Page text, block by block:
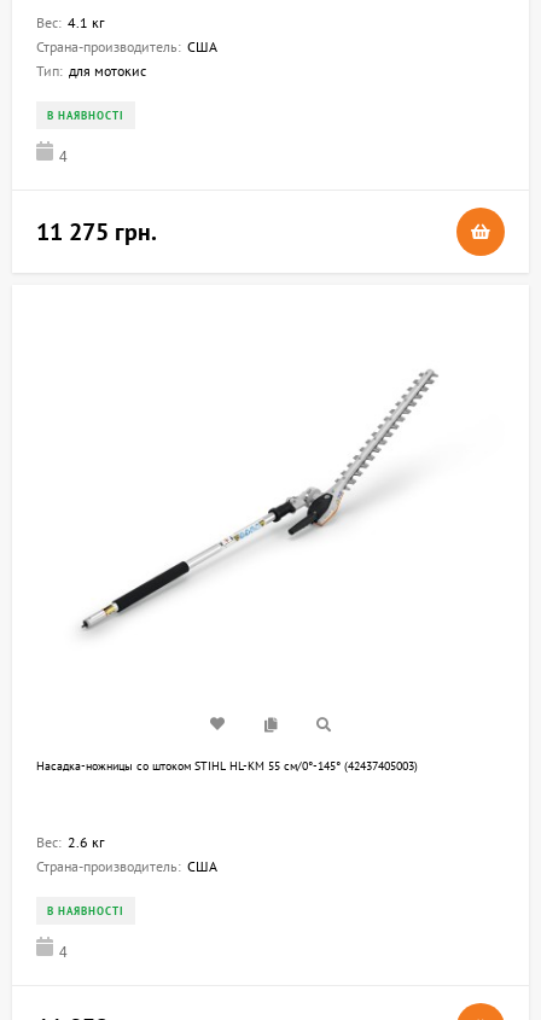
Вес: 4.1 кг
Страна-производитель: США
Тип: для мотокис
В НАЯВНОСТІ
4
11 275 грн.
Насадка-ножницы со штоком STIHL HL-KM 55 см/0°-145° (42437405003)
Вес: 2.6 кг
Страна-производитель: США
В НАЯВНОСТІ
4